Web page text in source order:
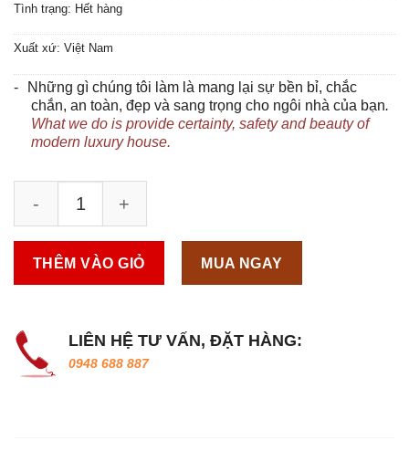
Tình trạng: Hết hàng
Xuất xứ: Việt Nam
-
Những gì chúng tôi làm là mang lại sự bền bỉ, chắc
chắn, an toàn, đẹp và sang trọng cho ngôi nhà của bạn.
What we do is provide certainty, safety and beauty of
modern luxury house.
THÊM VÀO GIỎ MUA NGAY
LIÊN HỆ TƯ VẤN, ĐẶT HÀNG:
0948 688 887